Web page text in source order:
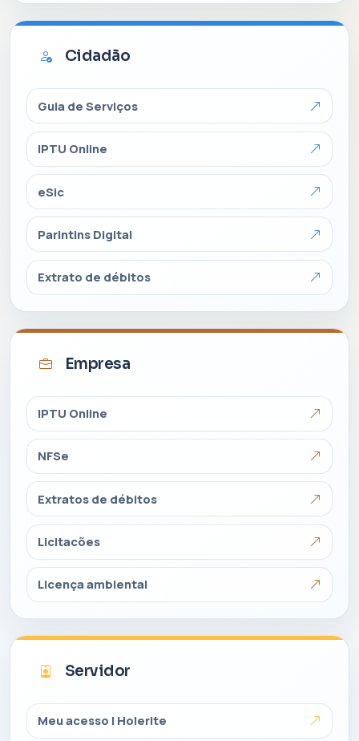
Cidadão
Guia de Serviços
IPTU Online
eSic
Parintins Digital
Extrato de débitos
Empresa
IPTU Online
NFSe
Extratos de débitos
Licitacões
Licença ambiental
Servidor
Meu acesso | Holerite